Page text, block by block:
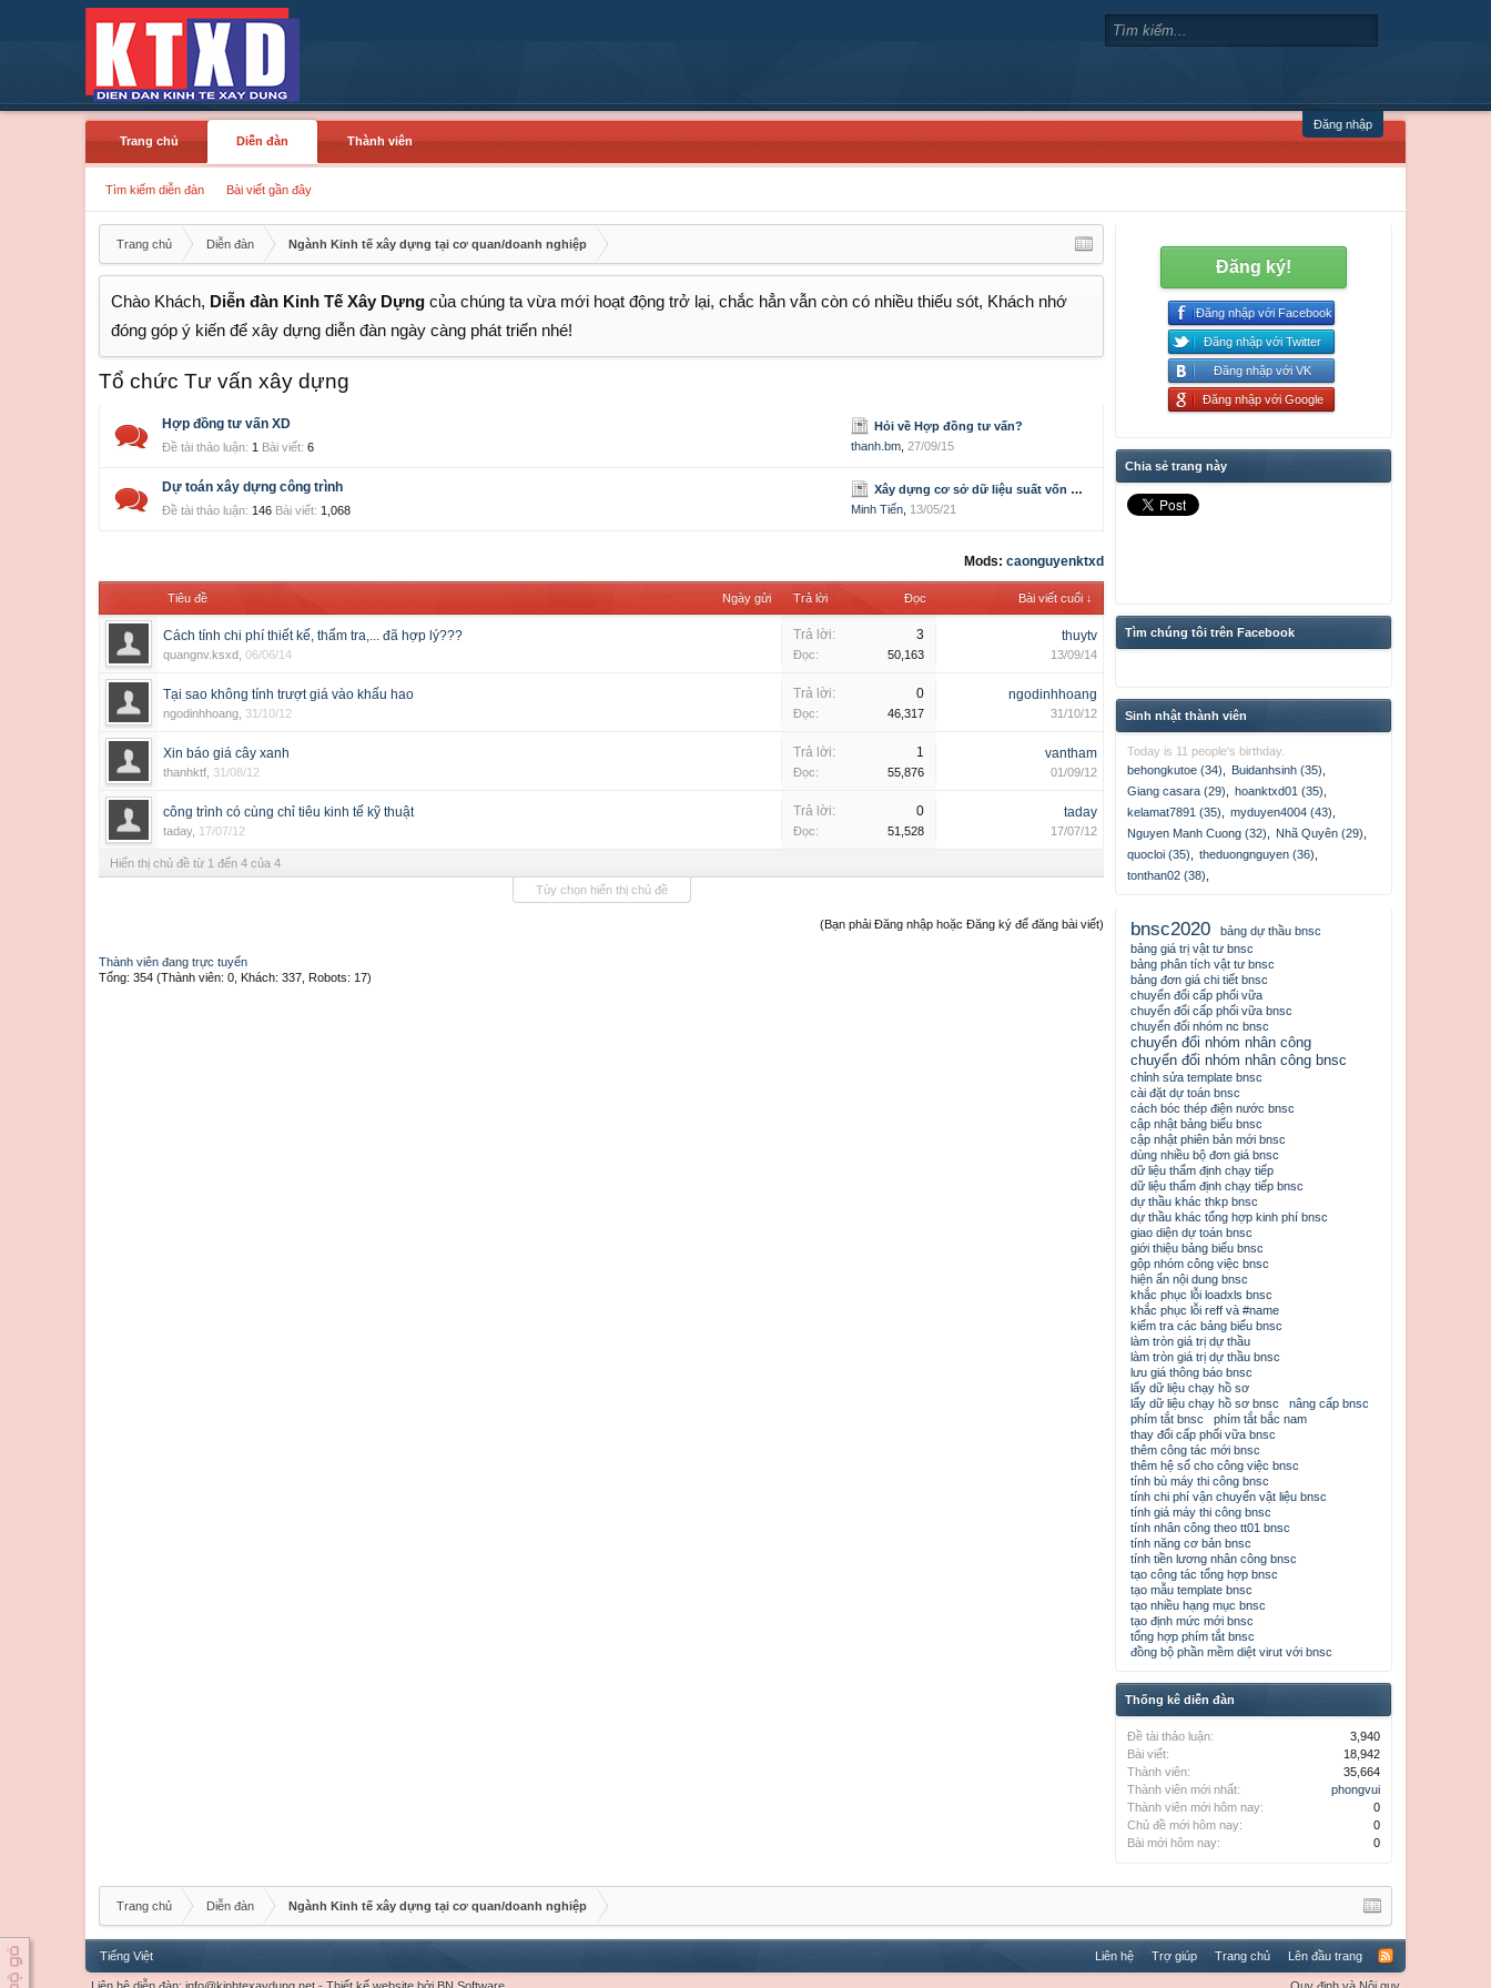
Đăng nhập
Trang chủ
Diễn đàn
Tìm kiếm diễn đàn Bài viết gần đây
Thành viên
Trang chủ Diễn đàn Ngành Kinh tế xây dựng tại cơ quan/doanh nghiệp
Chào Khách, Diễn đàn Kinh Tế Xây Dựng của chúng ta vừa mới hoạt động trở lại, chắc hẳn vẫn còn có nhiều thiếu sót, Khách nhớ
đóng góp ý kiến để xây dựng diễn đàn ngày càng phát triển nhé!
Tổ chức Tư vấn xây dựng
Hợp đồng tư vấn XD
Đề tài thảo luận: 1 Bài viết: 6
Hỏi về Hợp đồng tư vấn?
thanh.bm 27/09/15
Dự toán xây dựng công trình
Đề tài thảo luận: 146 Bài viết: 1,068
Xây dựng cơ sở dữ liệu suất vốn đầu tư xây dựng công trình
Minh Tiến 13/05/21
Mods: caonguyenktxd
Tiêu đề Ngày gửi Trả lời Đọc Bài viết cuối ↓
Cách tính chi phí thiết kế, thẩm tra,... đã hợp lý???
quangnv.ksxd 06/06/14
Trả lời: 3
Đọc: 50,163
thuytv
13/09/14
Tại sao không tính trượt giá vào khấu hao
ngodinhhoang 31/10/12
Trả lời: 0
Đọc: 46,317
ngodinhhoang
31/10/12
Xin báo giá cây xanh
thanhktf 31/08/12
Trả lời: 1
Đọc: 55,876
vantham
01/09/12
công trình có cùng chỉ tiêu kinh tế kỹ thuật
taday, 17/07/12
Trả lời: 0
Đọc: 51,528
taday
17/07/12
Hiển thị chủ đề từ 1 đến 4 của 4
Tùy chọn hiển thị chủ đề
(Bạn phải Đăng nhập hoặc Đăng ký để đăng bài viết)
Thành viên đang trực tuyến
Tổng: 354 (Thành viên: 0, Khách: 337, Robots: 17)
Đăng ký!
Đăng nhập với Facebook
Đăng nhập với Twitter
Đăng nhập với VK
Đăng nhập với Google
Chia sẻ trang này
Tìm chúng tôi trên Facebook
Sinh nhật thành viên
Today is 11 people's birthday.
behongkutoe (34)
Buidanhsinh (35)
Giang casara (29)
hoanktxd01 (35)
kelamat7891 (35)
myduyen4004 (43)
Nguyen Manh Cuong (32)
Nhã Quyên (29)
quocloi (35)
theduongnguyen (36)
tonthan02 (38)
bnsc2020
bảng dự thầu bnsc
bảng giá trị vật tư bnsc
bảng phân tích vật tư bnsc
bảng đơn giá chi tiết bnsc
chuyển đổi cấp phối vữa
chuyển đổi cấp phối vữa bnsc
chuyển đổi nhóm nc bnsc
chuyển đổi nhóm nhân công
chuyển đổi nhóm nhân công bnsc
chỉnh sửa template bnsc
cài đặt dự toán bnsc
cách bóc thép điện nước bnsc
cập nhật bảng biểu bnsc
cập nhật phiên bản mới bnsc
dùng nhiều bộ đơn giá bnsc
dữ liệu thẩm định chạy tiếp
dữ liệu thẩm định chạy tiếp bnsc
dự thầu khác thkp bnsc
dự thầu khác tổng hợp kinh phí bnsc
giao diện dự toán bnsc
giới thiệu bảng biểu bnsc
gộp nhóm công việc bnsc
hiện ẩn nội dung bnsc
khắc phục lỗi loadxls bnsc
khắc phục lỗi reff và #name
kiểm tra các bảng biểu bnsc
làm tròn giá trị dự thầu
làm tròn giá trị dự thầu bnsc
lưu giá thông báo bnsc
lấy dữ liệu chạy hồ sơ
lấy dữ liệu chạy hồ sơ bnsc
nâng cấp bnsc
phím tắt bnsc
phím tắt bắc nam
thay đổi cấp phối vữa bnsc
thêm công tác mới bnsc
thêm hệ số cho công việc bnsc
tính bù máy thi công bnsc
tính chi phí vận chuyển vật liệu bnsc
tính giá máy thi công bnsc
tính nhân công theo tt01 bnsc
tính năng cơ bản bnsc
tính tiền lương nhân công bnsc
tạo công tác tổng hợp bnsc
tạo mẫu template bnsc
tạo nhiều hạng mục bnsc
tạo định mức mới bnsc
tổng hợp phím tắt bnsc
đồng bộ phần mềm diệt virut với bnsc
Thống kê diễn đàn
Đề tài thảo luận:
3,940
Bài viết:
18,942
Thành viên:
35,664
Thành viên mới nhất:
phongvui
Thành viên mới hôm nay:
0
Chủ đề mới hôm nay:
0
Bài mới hôm nay:
0
Trang chủ Diễn đàn Ngành Kinh tế xây dựng tại cơ quan/doanh nghiệp
Tiếng Việt Liên hệ Trợ giúp Trang chủ Lên đầu trang